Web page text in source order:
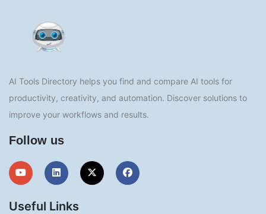
AI Tools Directory helps you find and compare AI tools for
productivity, creativity, and automation. Discover solutions to
improve your workflows and results.
Follow us
Useful Links